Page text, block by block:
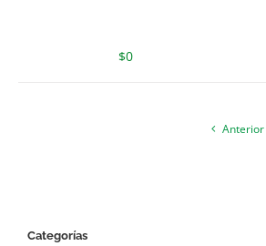
$0
Anterior
Categorías